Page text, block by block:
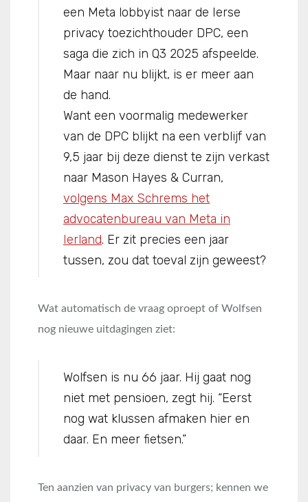
een Meta lobbyist naar de Ierse
privacy toezichthouder DPC, een
saga die zich in Q3 2025 afspeelde.
Maar naar nu blijkt, is er meer aan
de hand.
Want een voormalig medewerker
van de DPC blijkt na een verblijf van
9,5 jaar bij deze dienst te zijn verkast
naar Mason Hayes & Curran,
volgens Max Schrems het
advocatenbureau van Meta in
Ierland. Er zit precies een jaar
tussen, zou dat toeval zijn geweest?
Wat automatisch de vraag oproept of Wolfsen
nog nieuwe uitdagingen ziet:
Wolfsen is nu 66 jaar. Hij gaat nog
niet met pensioen, zegt hij. “Eerst
nog wat klussen afmaken hier en
daar. En meer fietsen.”
Ten aanzien van privacy van burgers; kennen we